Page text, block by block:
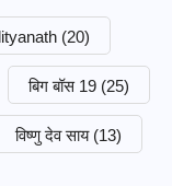
(20)
बिग बॉस 19 (25)
विष्णु देव साय (13)